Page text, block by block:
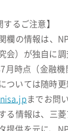
するご注意】
欄の情報は、
会）が独自に調
月時点（金融機
ついては随時
までお問
る情報は、三
提供を元に、